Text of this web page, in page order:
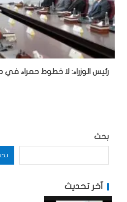
رئيس الوزراء: لا خطوط حمراء في
بحث
آخر تحديث